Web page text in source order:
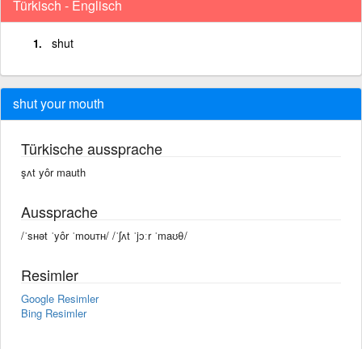
Türkisch - Englisch
shut
shut your mouth
Türkische aussprache
şʌt yôr mauth
Aussprache
/ˈsʜət ˈyôr ˈmouᴛʜ/ /ˈʃʌt ˈjɔːr ˈmaʊθ/
Resimler
Google Resimler
Bing Resimler